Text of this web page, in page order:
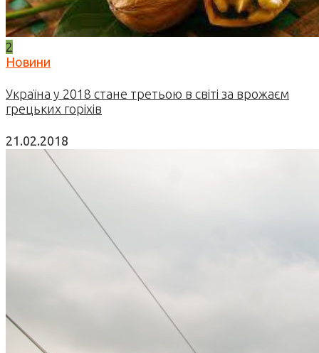
2
Новини
Україна у 2018 стане третьою в світі за врожаєм
грецьких горіхів
21.02.2018